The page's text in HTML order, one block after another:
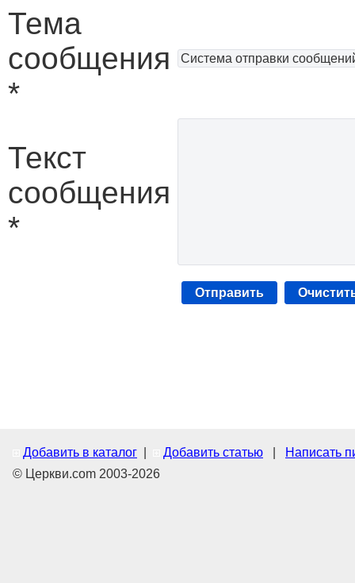
Тема
сообщения
*
Текст
сообщения
*
Добавить в каталог Добавить статью
Написать
© Церкви.com 2003-2026